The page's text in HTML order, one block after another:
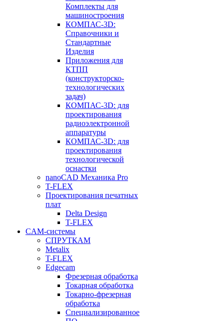
Комплекты для
машиностроения
КОМПАС-3D:
Справочники и
Стандартные
Изделия
Приложения для
КТПП
(конструкторско-
технологических
задач)
КОМПАС-3D: для
проектирования
радиоэлектронной
аппаратуры
КОМПАС-3D: для
проектирования
технологической
оснастки
nanoCAD Механика Pro
T-FLEX
Проектирования печатных
плат
Delta Design
T-FLEX
CAM-системы
СПРУТКAM
Metalix
T-FLEX
Edgecam
Фрезерная обработка
Токарная обработка
Токарно-фрезерная
обработка
Специализированное